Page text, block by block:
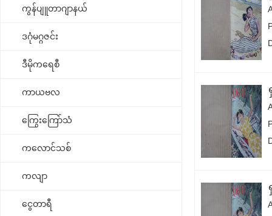
ကွန်ပျူတာဂျာနယ်
ဒဂုံမဂ္ဂဇင်း
ဒီမိုကရေစီ
ကာယဗလ
ကြွေးကြော်သံ
ကလောင်သစ်
ကလျာ
ငွေတာရီ